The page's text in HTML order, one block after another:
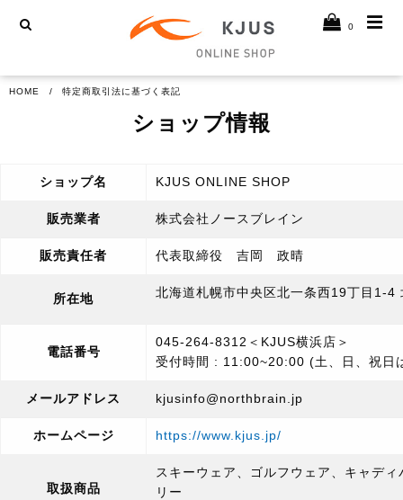
0
HOME 特定商取引法に基づく表記
ショップ情報
ショップ名 KJUS ONLINE SHOP
販売業者 株式会社ノースブレイン
販売責任者 代表取締役 吉岡 政晴
所在地 北海道札幌市中央区北一条西19丁目1-4
電話番号
045-264-8312＜KJUS横浜店＞
受付時間 : 11:00~20:00 (土、日、祝日
メールアドレス kjusinfo@northbrain.jp
ホームページ https://www.kjus.jp/
取扱商品
スキーウェア、ゴルフウェア、キャデ
リー